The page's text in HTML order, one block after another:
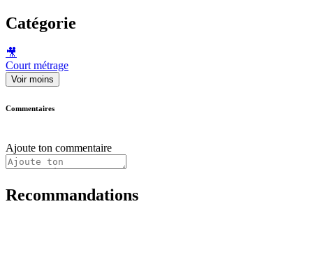
Catégorie
🎥
Court métrage
Voir moins
Commentaires
Ajoute ton commentaire
Recommandations